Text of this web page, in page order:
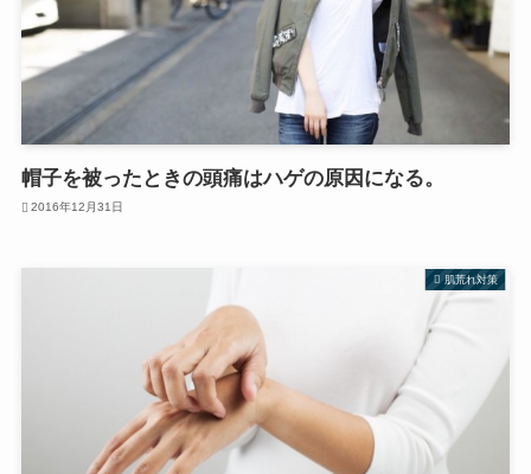
帽子を被ったときの頭痛はハゲの原因になる。
2016年12月31日
肌荒れ対策